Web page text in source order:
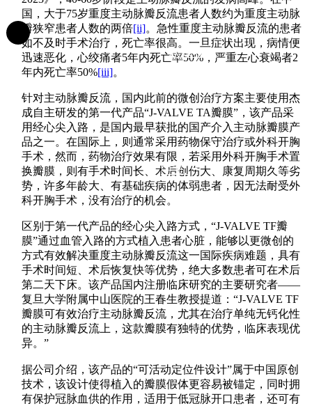
联系我们
中文
国，大于75岁重度主动脉瓣反流患者人数约为重度主动脉
瓣狭窄患者人数的两倍[ii]。急性重度主动脉瓣反流的患者
如不及时手术治疗，死亡率很高。一旦症状出现，病情便
迅速恶化，心绞痛者5年内死亡率50%，严重左心衰竭者2
年内死亡率50%[iii]。
针对主动脉瓣反流，国内此前的微创治疗方案主要使用杰
成自主研发的第一代产品“J-VALVE TA瓣膜”，该产品采
用经心尖入路，是国内最早获批的国产介入主动脉瓣膜产
品之一。在国际上，则通常采用药物保守治疗或外科开胸
手术，然而，药物治疗效果有限，若采用外科开胸手术置
换瓣膜，则有手术时间长、术后创伤大、康复周期久等劣
势，许多年龄大、有基础疾病的体弱患者，因无法耐受外
科开胸手术，没有治疗的机会。
区别于第一代产品的经心尖入路方式，“J-VALVE TF瓣
膜”通过血管入路的方式植入患者心脏，能够以更微创的
方式有效解决重度主动脉瓣反流这一国际疾病难题，具有
手术时间短、术后恢复快等优势，绝大多数患者可在术后
第二天下床。该产品国内注册临床研究的主要研究者——
复旦大学附属中山医院的王春生教授提道：“J-VALVE TF
瓣膜可有效治疗主动脉瓣反流，尤其在治疗单纯无钙化性
的主动脉瓣反流上，这款瓣膜有独特的优势，临床表现优
异。”
据公司介绍，该产品的“可活动定位件设计”属于中国原创
技术，该设计使得植入的瓣膜假体更容易被锚定，同时拥
有保护冠脉血供的作用，适用于低冠脉开口患者，还可有